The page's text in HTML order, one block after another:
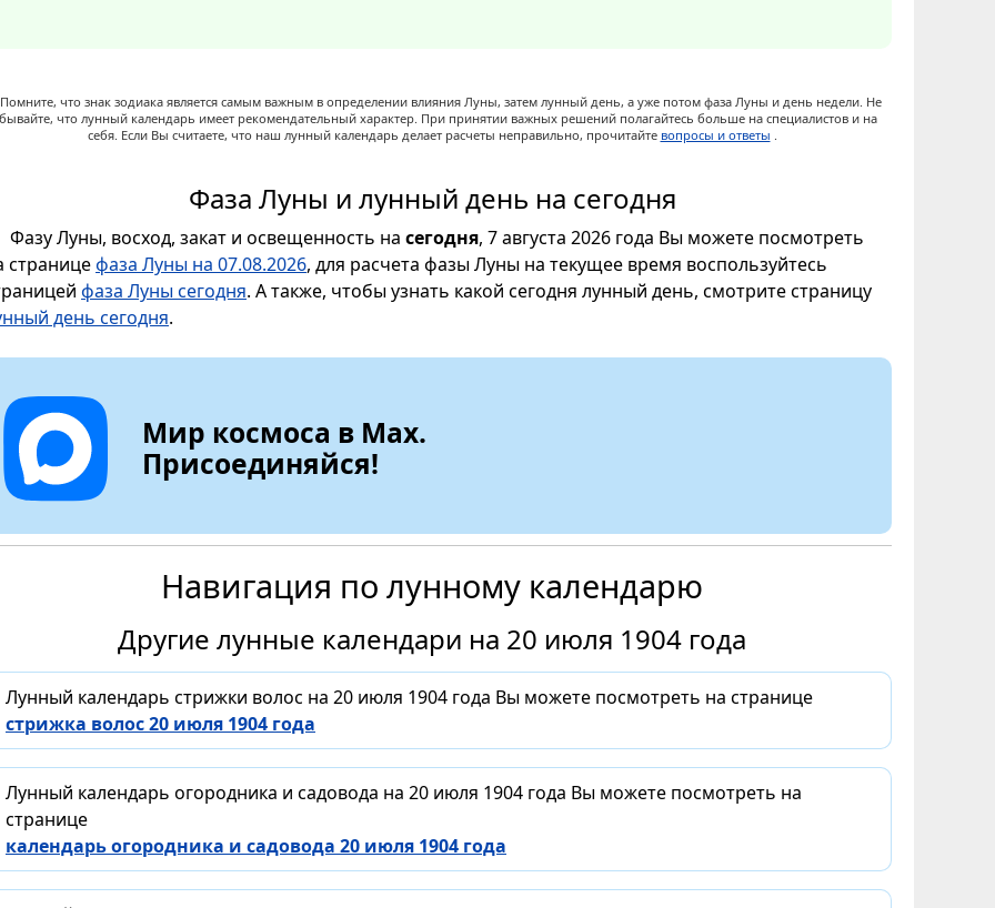
Помните, что знак зодиака является самым важным в определении влияния Луны, затем лунный день, а уже потом фаза Луны и день недели. Не
что лунный календарь имеет рекомендательный характер. При принятии важных решений полагайтесь больше на специалистов и на
себя. Если Вы считаете, что наш лунный календарь делает расчеты неправильно, прочитайте вопросы и ответы .
Фаза Луны и лунный день на сегодня
Фазу Луны, восход, закат и освещенность на сегодня, 7 августа 2026 года Вы можете посмотреть
страницефаза Луны на 07.08.2026, для расчета фазы Луны на текущее время воспользуйтесь
фаза Луны сегодня. А также, чтобы узнать какой сегодня лунный день, смотрите страницу
день сегодня.
Мир космоса в Max.
Присоединяйся!
Навигация по лунному календарю
Другие лунные календари на 20 июля 1904 года
Лунный календарь стрижки волос на 20 июля 1904 года Вы можете посмотреть на странице
стрижка волос 20 июля 1904 года
Лунный календарь огородника и садовода на 20 июля 1904 года Вы можете посмотреть на
странице
календарь огородника и садовода 20 июля 1904 года